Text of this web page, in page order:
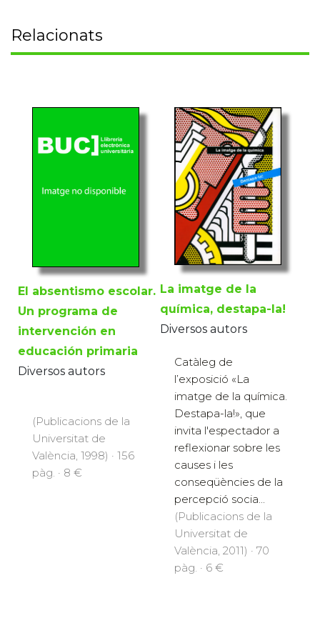
Relacionats
El absentismo escolar.
Un programa de
intervención en
educación primaria
Diversos autors
(Publicacions de la
Universitat de
València, 1998) · 156
pàg. · 8 €
La imatge de la
química, destapa-la!
Diversos autors
Catàleg de
l’exposició «La
imatge de la química.
Destapa-la!», que
invita l'espectador a
reflexionar sobre les
causes i les
conseqüències de la
percepció socia...
(Publicacions de la
Universitat de
València, 2011) · 70
pàg. · 6 €